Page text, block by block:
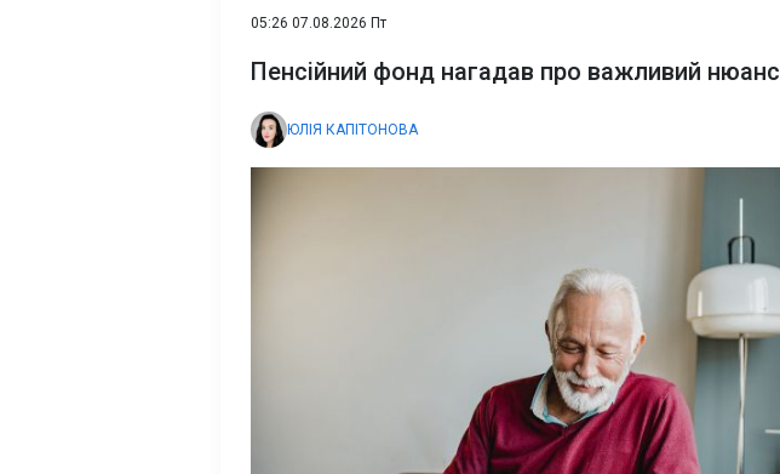
05:26 07.08.2026 Пт
Пенсійний фонд нагадав про важливий нюанс
ЮЛІЯ КАПІТОНОВА